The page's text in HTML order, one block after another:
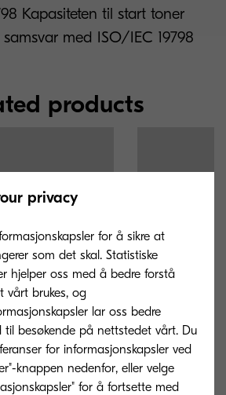
Kapasiteten til start toner
med ISO/IEC 19798
products
TK-5280M
privacy
for å sikre at
som det skal. Statistiske
hjelper oss med å bedre forstå
vårt brukes, og
lar oss bedre
til besøkende på nettstedet vårt. Du
for informasjonskapsler ved
knappen nedenfor, eller velge
for å fortsette med